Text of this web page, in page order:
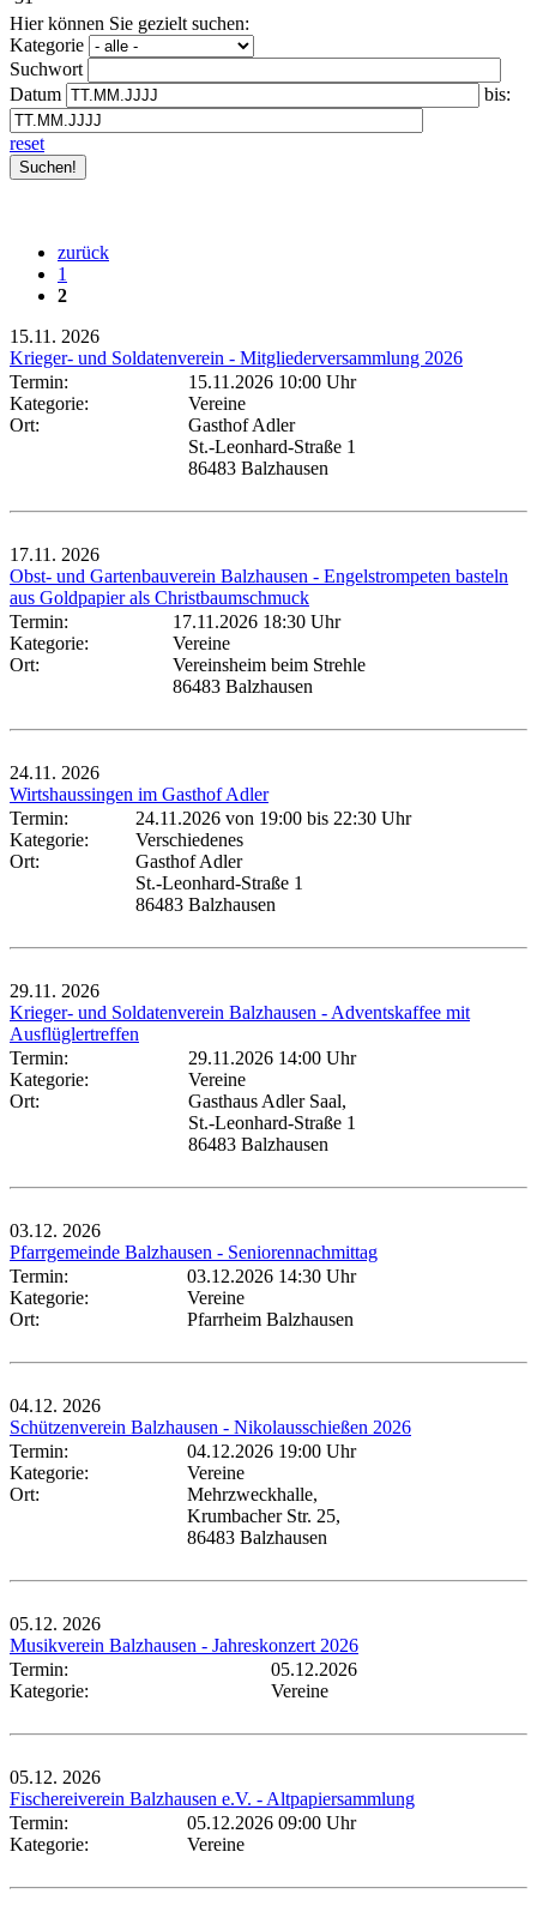
Hier können Sie gezielt suchen:
Kategorie
Suchwort
Datum
bis:
reset
zurück
1
2
15.11. 2026
Krieger- und Soldatenverein - Mitgliederversammlung 2026
Termin:
15.11.2026 10:00 Uhr
Kategorie:
Vereine
Ort:
Gasthof Adler
St.-Leonhard-Straße 1
86483 Balzhausen
17.11. 2026
Obst- und Gartenbauverein Balzhausen - Engelstrompeten basteln
aus Goldpapier als Christbaumschmuck
Termin:
17.11.2026 18:30 Uhr
Kategorie:
Vereine
Ort:
Vereinsheim beim Strehle
86483 Balzhausen
24.11. 2026
Wirtshaussingen im Gasthof Adler
Termin:
24.11.2026 von 19:00 bis 22:30 Uhr
Kategorie:
Verschiedenes
Ort:
Gasthof Adler
St.-Leonhard-Straße 1
86483 Balzhausen
29.11. 2026
Krieger- und Soldatenverein Balzhausen - Adventskaffee mit
Ausflüglertreffen
Termin:
29.11.2026 14:00 Uhr
Kategorie:
Vereine
Ort:
Gasthaus Adler Saal,
St.-Leonhard-Straße 1
86483 Balzhausen
03.12. 2026
Pfarrgemeinde Balzhausen - Seniorennachmittag
Termin:
03.12.2026 14:30 Uhr
Kategorie:
Vereine
Ort:
Pfarrheim Balzhausen
04.12. 2026
Schützenverein Balzhausen - Nikolausschießen 2026
Termin:
04.12.2026 19:00 Uhr
Kategorie:
Vereine
Ort:
Mehrzweckhalle,
Krumbacher Str. 25,
86483 Balzhausen
05.12. 2026
Musikverein Balzhausen - Jahreskonzert 2026
Termin:
05.12.2026
Kategorie:
Vereine
05.12. 2026
Fischereiverein Balzhausen e.V. - Altpapiersammlung
Termin:
05.12.2026 09:00 Uhr
Kategorie:
Vereine